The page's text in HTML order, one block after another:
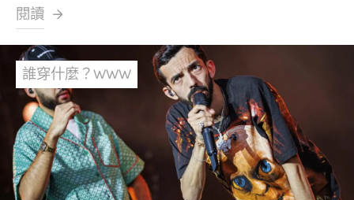
閱讀
誰穿什麼？WWW